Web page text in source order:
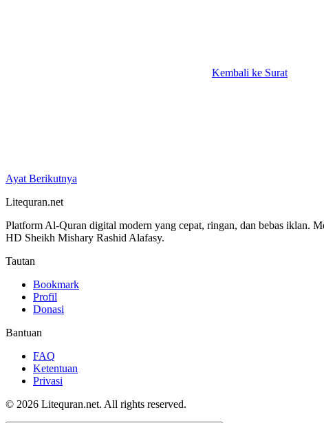
Kembali ke Surat
Ayat Berikutnya
Litequran.net
Platform Al-Quran digital modern yang cepat, ringan, dan bebas iklan.
HD Sheikh Mishary Rashid Alafasy.
Tautan
Bookmark
Profil
Donasi
Bantuan
FAQ
Ketentuan
Privasi
© 2026 Litequran.net. All rights reserved.